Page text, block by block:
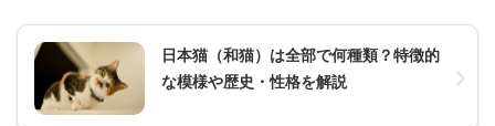
日本猫（和猫）は全部で何種類？特徴的
な模様や歴史・性格を解説